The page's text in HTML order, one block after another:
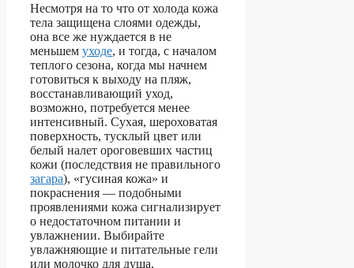
Несмотря на то что от холода кожа
тела защищена слоями одежды,
она все же нуждается в не
меньшем уходе, и тогда, с началом
теплого сезона, когда мы начнем
готовиться к выходу на пляж,
восстанавливающий уход,
возможно, потребуется менее
интенсивный. Сухая, шероховатая
поверхность, тусклый цвет или
белый налет ороговевших частиц
кожи (последствия не правильного
загара), «гусиная кожа» и
покраснения — подобными
проявлениями кожа сигнализирует
о недостаточном питании и
увлажнении. Выбирайте
увлажняющие и питательные гели
или молочко для душа,